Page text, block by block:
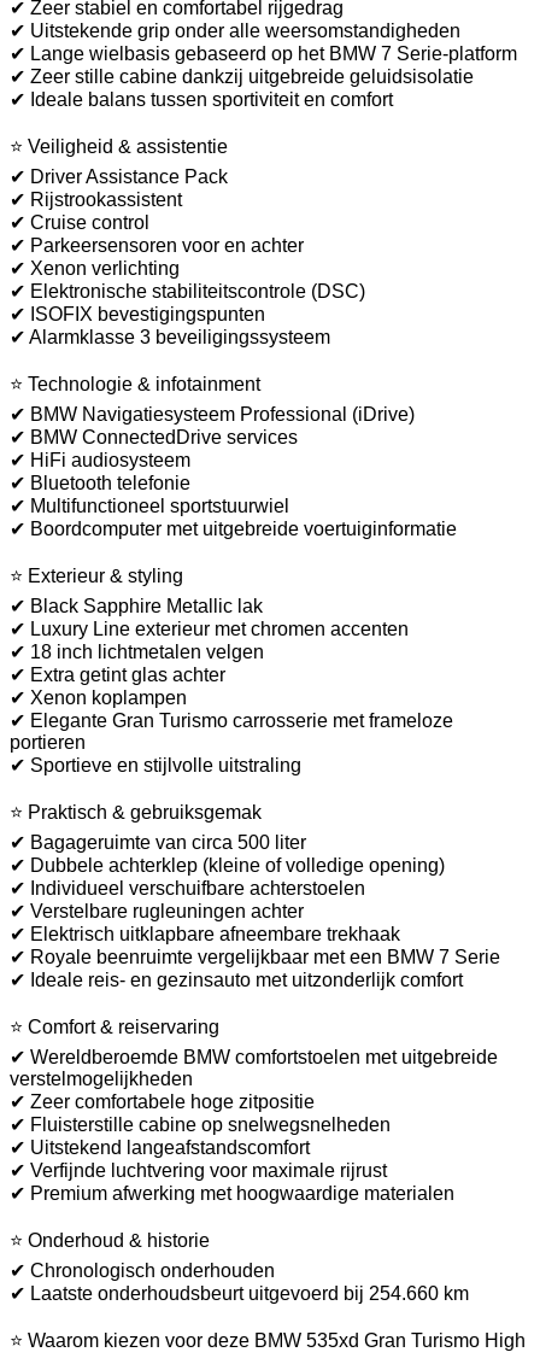
✔ Zeer stabiel en comfortabel rijgedrag
✔ Uitstekende grip onder alle weersomstandigheden
✔ Lange wielbasis gebaseerd op het BMW 7 Serie-platform
✔ Zeer stille cabine dankzij uitgebreide geluidsisolatie
✔ Ideale balans tussen sportiviteit en comfort
⭐ Veiligheid & assistentie
✔ Driver Assistance Pack
✔ Rijstrookassistent
✔ Cruise control
✔ Parkeersensoren voor en achter
✔ Xenon verlichting
✔ Elektronische stabiliteitscontrole (DSC)
✔ ISOFIX bevestigingspunten
✔ Alarmklasse 3 beveiligingssysteem
⭐ Technologie & infotainment
✔ BMW Navigatiesysteem Professional (iDrive)
✔ BMW ConnectedDrive services
✔ HiFi audiosysteem
✔ Bluetooth telefonie
✔ Multifunctioneel sportstuurwiel
✔ Boordcomputer met uitgebreide voertuiginformatie
⭐ Exterieur & styling
✔ Black Sapphire Metallic lak
✔ Luxury Line exterieur met chromen accenten
✔ 18 inch lichtmetalen velgen
✔ Extra getint glas achter
✔ Xenon koplampen
✔ Elegante Gran Turismo carrosserie met frameloze
portieren
✔ Sportieve en stijlvolle uitstraling
⭐ Praktisch & gebruiksgemak
✔ Bagageruimte van circa 500 liter
✔ Dubbele achterklep (kleine of volledige opening)
✔ Individueel verschuifbare achterstoelen
✔ Verstelbare rugleuningen achter
✔ Elektrisch uitklapbare afneembare trekhaak
✔ Royale beenruimte vergelijkbaar met een BMW 7 Serie
✔ Ideale reis- en gezinsauto met uitzonderlijk comfort
⭐ Comfort & reiservaring
✔ Wereldberoemde BMW comfortstoelen met uitgebreide
verstelmogelijkheden
✔ Zeer comfortabele hoge zitpositie
✔ Fluisterstille cabine op snelwegsnelheden
✔ Uitstekend langeafstandscomfort
✔ Verfijnde luchtvering voor maximale rijrust
✔ Premium afwerking met hoogwaardige materialen
⭐ Onderhoud & historie
✔ Chronologisch onderhouden
✔ Laatste onderhoudsbeurt uitgevoerd bij 254.660 km
⭐ Waarom kiezen voor deze BMW 535xd Gran Turismo High